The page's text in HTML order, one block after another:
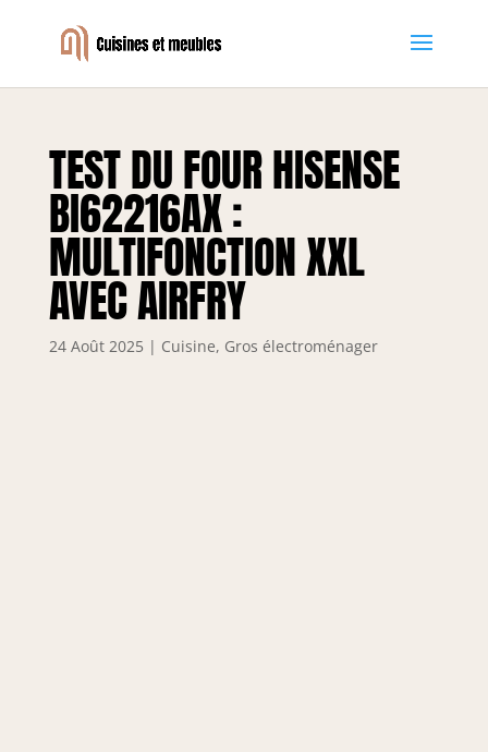
TEST DU FOUR HISENSE
BI62216AX :
MULTIFONCTION XXL
AVEC AIRFRY
24 Août 2025 | Cuisine, Gros électroménager